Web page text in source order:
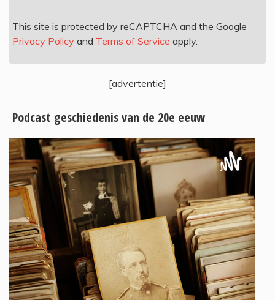
This site is protected by reCAPTCHA and the Google
Privacy Policy and Terms of Service apply.
[advertentie]
Podcast geschiedenis van de 20e eeuw